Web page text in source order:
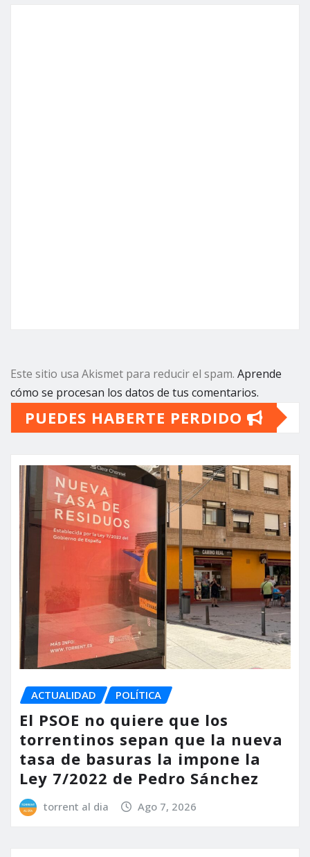
Este sitio usa Akismet para reducir el spam. Aprende
cómo se procesan los datos de tus comentarios.
PUEDES HABERTE PERDIDO
ACTUALIDAD POLÍTICA
El PSOE no quiere que los
torrentinos sepan que la nueva
tasa de basuras la impone la
Ley 7/2022 de Pedro Sánchez
torrent al dia Ago 7, 2026